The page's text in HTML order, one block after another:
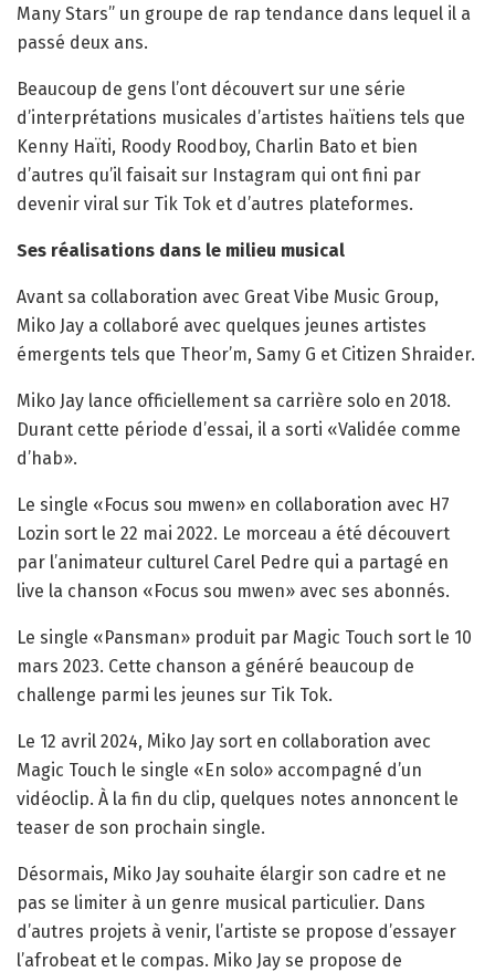
Many Stars” un groupe de rap tendance dans lequel il a
passé deux ans.
Beaucoup de gens l’ont découvert sur une série
d’interprétations musicales d’artistes haïtiens tels que
Kenny Haïti, Roody Roodboy, Charlin Bato et bien
d’autres qu’il faisait sur Instagram qui ont fini par
devenir viral sur Tik Tok et d’autres plateformes.
Ses réalisations dans le milieu musical
Avant sa collaboration avec Great Vibe Music Group,
Miko Jay a collaboré avec quelques jeunes artistes
émergents tels que Theor’m, Samy G et Citizen Shraider.
Miko Jay lance officiellement sa carrière solo en 2018.
Durant cette période d’essai, il a sorti «Validée comme
d’hab».
Le single «Focus sou mwen» en collaboration avec H7
Lozin sort le 22 mai 2022. Le morceau a été découvert
par l’animateur culturel Carel Pedre qui a partagé en
live la chanson «Focus sou mwen» avec ses abonnés.
Le single «Pansman» produit par Magic Touch sort le 10
mars 2023. Cette chanson a généré beaucoup de
challenge parmi les jeunes sur Tik Tok.
Le 12 avril 2024, Miko Jay sort en collaboration avec
Magic Touch le single «En solo» accompagné d’un
vidéoclip. À la fin du clip, quelques notes annoncent le
teaser de son prochain single.
Désormais, Miko Jay souhaite élargir son cadre et ne
pas se limiter à un genre musical particulier. Dans
d’autres projets à venir, l’artiste se propose d’essayer
l’afrobeat et le compas. Miko Jay se propose de